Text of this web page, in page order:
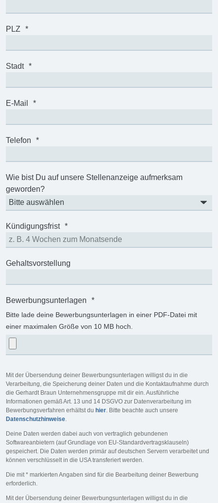
PLZ *
Stadt *
E-Mail *
Telefon *
Wie bist Du auf unsere Stellenanzeige aufmerksam
geworden?
Kündigungsfrist *
Gehaltsvorstellung
Bewerbungsunterlagen *
Bitte lade deine Bewerbungsunterlagen in einer PDF-Datei mit
einer maximalen Größe von 10 MB hoch.
Mit der Übersendung deiner Bewerbungsunterlagen willigst du in die
Verarbeitung, die Speicherung deiner Daten und die Kontaktaufnahme durch
die Gerhardt Braun Unternehmensgruppe mit dir ein. Ausführliche
Informationen gemäß Art. 13 und 14 DSGVO zur Datenverarbeitung im
Bewerbungsverfahren erhältst du hier. Bitte beachte auch unsere
Datenschutzhinweise.
Deine Daten werden dabei auch von vertraglich gebundenen
Softwareanbietern (auf Grundlage von EU-Standardvertragsklauseln)
gespeichert. Die Daten werden primär auf deutschen Servern verarbeitet und
können verschlüsselt in die USA transferiert werden.
Die mit * markierten Angaben sind für die Bearbeitung deiner Bewerbung
erforderlich.
Mit der Übersendung deiner Bewerbungsunterlagen willigst du in die